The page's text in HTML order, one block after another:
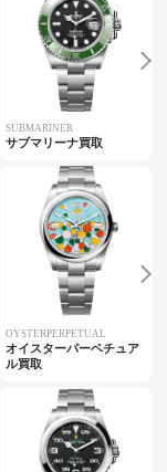
SUBMARINER
サブマリーナ買取
OYSTERPERPETUAL
オイスターパーペチュア
ル買取